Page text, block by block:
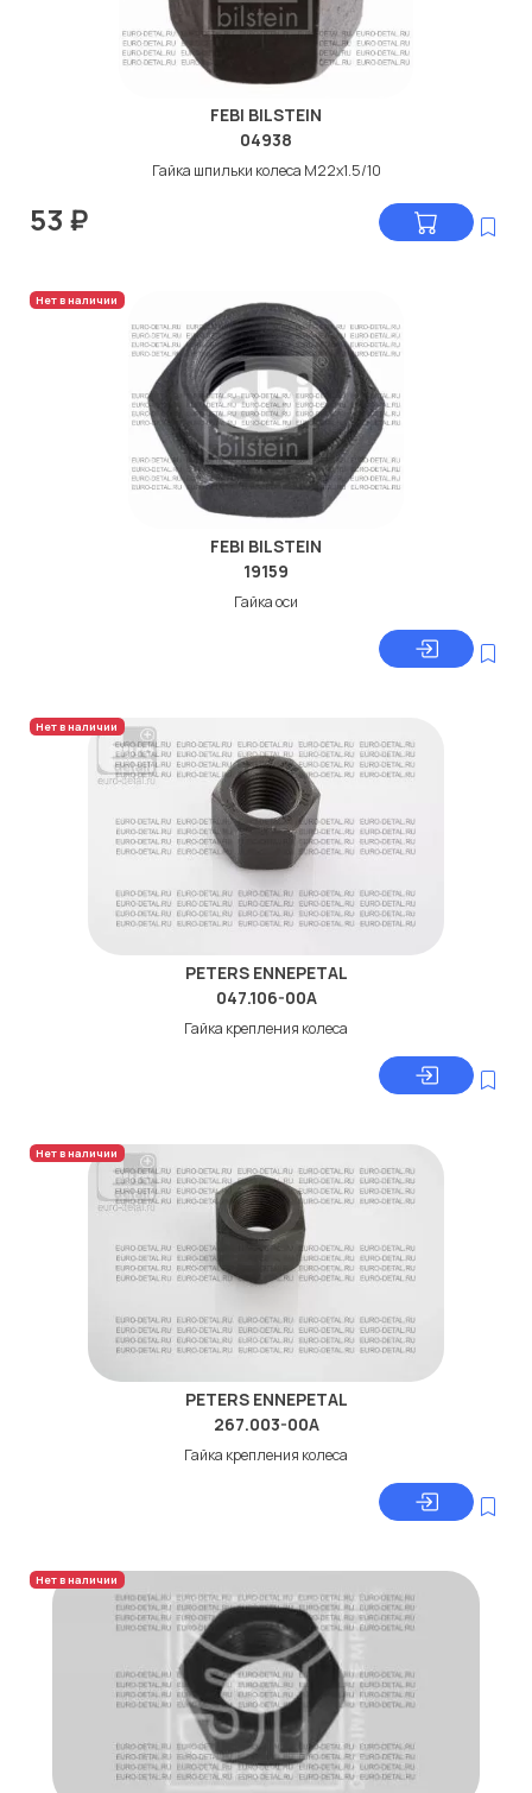
FEBI BILSTEIN
04938
Гайка шпильки колеса М22x1.5/10
53 ₽
Нет в наличии
FEBI BILSTEIN
19159
Гайка оси
Нет в наличии
PETERS ENNEPETAL
047.106-00A
Гайка крепления колеса
Нет в наличии
PETERS ENNEPETAL
267.003-00A
Гайка крепления колеса
Нет в наличии